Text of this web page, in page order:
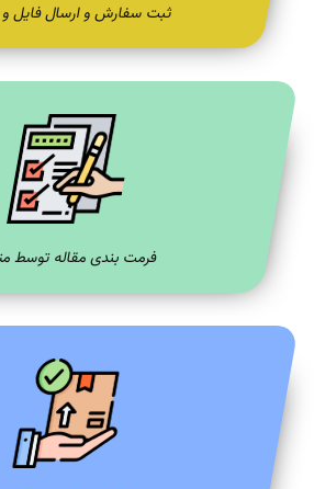
ثبت سفارش و ارسال
فرمت بندی مقاله